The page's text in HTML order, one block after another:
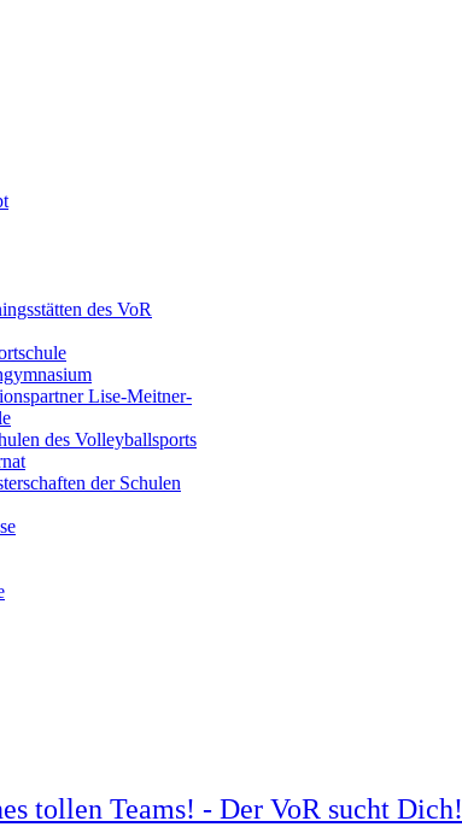
des VoR
Lise-Meitner-
des Volleyballsports
der Schulen
tollen Teams! - Der VoR sucht Dich!